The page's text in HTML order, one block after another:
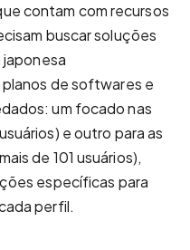
contam com recursos
buscar soluções
japonesa
de softwares e
um focado nas
e outro para as
de 101 usuários),
específicas para
perfil.